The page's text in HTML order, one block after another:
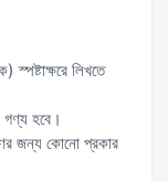
স্পষ্টাক্ষরে লিখতে
গণ্য হবে।
জন্য কোনো প্রকার